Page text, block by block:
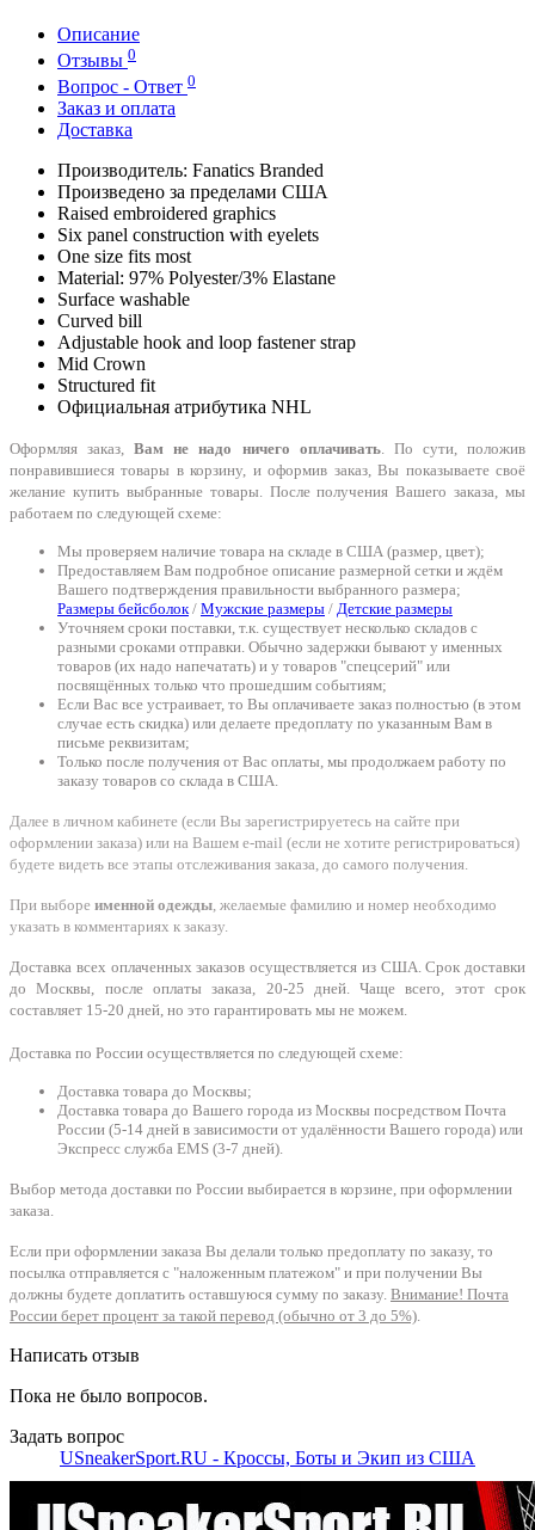
Описание
Отзывы 0
Вопрос - Ответ 0
Заказ и оплата
Доставка
Производитель: Fanatics Branded
Произведено за пределами США
Raised embroidered graphics
Six panel construction with eyelets
One size fits most
Material: 97% Polyester/3% Elastane
Surface washable
Curved bill
Adjustable hook and loop fastener strap
Mid Crown
Structured fit
Официальная атрибутика NHL
Оформляя заказ,Вам не надо ничего оплачивать. По сути, положив
понравившиеся товары в корзину, и оформив заказ, Вы показываете своё
желание купить выбранные товары. После получения Вашего заказа, мы
работаем по следующей схеме:
Мы проверяем наличие товара на складе в США (размер, цвет);
Предоставляем Вам подробное описание размерной сетки и ждём
Вашего подтверждения правильности выбранного размера;
Размеры бейсболок/ Мужские размеры / Детские размеры
Уточняем сроки поставки, т.к. существует несколько складов с
разными сроками отправки. Обычно задержки бывают у именных
товаров (их надо напечатать) и у товаров "спецсерий" или
посвящённых только что прошедшим событиям;
Если Вас все устраивает, то Вы оплачиваете заказ полностью (в этом
случае есть скидка) или делаете предоплату по указанным Вам в
письме реквизитам;
Только после получения от Вас оплаты, мы продолжаем работу по
заказу товаров со склада в США.
Далее в личном кабинете (если Вы зарегистрируетесь на сайте при
оформлении заказа) или на Вашем e-mail (если не хотите регистрироваться)
будете видеть все этапы отслеживания заказа, до самого получения.
При выборе именной одежды, желаемые фамилию и номер необходимо
указать в комментариях к заказу.
Доставка всех оплаченных заказов осуществляется из США. Срок доставки
до Москвы, после оплаты заказа, 20-25 дней. Чаще всего, этот срок
составляет 15-20 дней, но это гарантировать мы не можем.
Доставка по России осуществляется по следующей схеме:
Доставка товара до Москвы;
Доставка товара до Вашего города из Москвы посредством Почта
России (5-14 дней в зависимости от удалённости Вашего города) или
Экспресс служба EMS (3-7 дней).
Выбор метода доставки по России выбирается в корзине, при оформлении
заказа.
Если при оформлении заказа Вы делали только предоплату по заказу, то
посылка отправляется с "наложенным платежом" и при получении Вы
должны будете доплатить оставшуюся сумму по заказу. Внимание! Почта
России берет процент за такой перевод (обычно от 3 до 5%).
Написать отзыв
Пока не было вопросов.
Задать вопрос
USneakerSport.RU - Кроссы, Боты и Экип из США